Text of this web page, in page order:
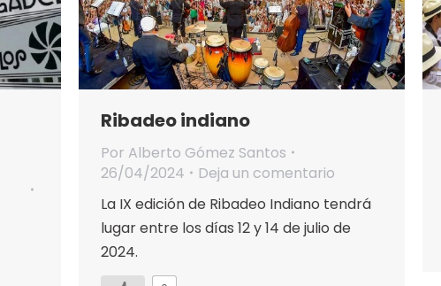
Ribadeo indiano
Por Alberto Gómez Santos
26/04/2024
Deja un comentario
La IX edición de Ribadeo Indiano tendrá
lugar entre los días 12 y 14 de julio de
2024.